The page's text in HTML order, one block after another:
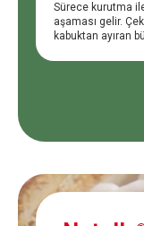
Sürece kurutma
aşaması gelir.
kabuktan ayıran